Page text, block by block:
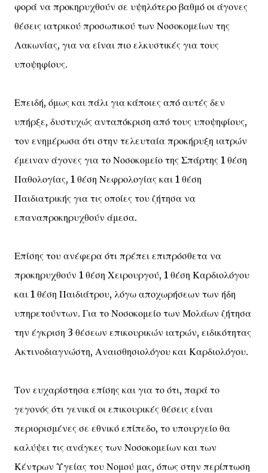
φορά να προκηρυχθούν σε υψηλότερο βαθμό οι άγονες
θέσεις ιατρικού προσωπικού των Νοσοκομείων της
Λακωνίας, για να είναι πιο ελκυστικές για τους
υποψηφίους.
Επειδή, όμως και πάλι για κάποιες από αυτές δεν
υπήρξε, δυστυχώς ανταπόκριση από τους υποψηφίους,
τον ενημέρωσα ότι στην τελευταία προκήρυξη ιατρών
έμειναν άγονες για το Νοσοκομείο της Σπάρτης 1 θέση
Παθολογίας, 1 θέση Νεφρολογίας και 1 θέση
Παιδιατρικής για τις οποίες του ζήτησα να
επαναπροκηρυχθούν άμεσα.
Επίσης του ανέφερα ότι πρέπει επιπρόσθετα να
προκηρυχθούν 1 θέση Χειρουργού, 1 θέση Καρδιολόγου
και 1 θέση Παιδιάτρου, λόγω αποχωρήσεων των ήδη
υπηρετούντων. Για το Νοσοκομείο των Μολάων ζήτησα
την έγκριση 3 θέσεων επικουρικών ιατρών, ειδικότητας
Ακτινοδιαγνώστη, Αναισθησιολόγου και Καρδιολόγου.
Τον ευχαρίστησα επίσης και για το ότι, παρά το
γεγονός ότι γενικά οι επικουρικές θέσεις είναι
περιορισμένες σε εθνικό επίπεδο, το υπουργείο θα
καλύψει τις ανάγκες των Νοσοκομείων και των
Κέντρων Υγείας του Νομού μας, όπως στην περίπτωση